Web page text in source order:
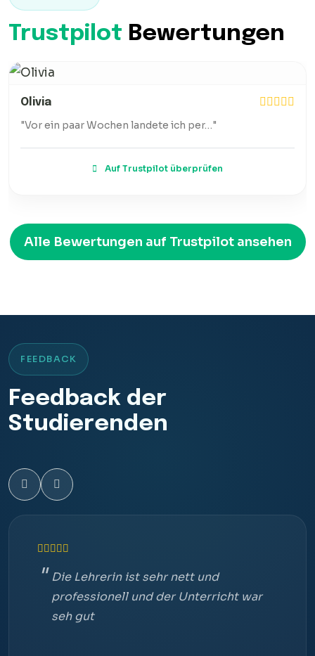
Trustpilot Bewertungen
Olivia
"Vor ein paar Wochen landete ich per…"
Auf Trustpilot überprüfen
Alle Bewertungen auf Trustpilot ansehen
FEEDBACK
Feedback der
Studierenden
Die Lehrerin ist sehr nett und
professionell und der Unterricht war
seh gut